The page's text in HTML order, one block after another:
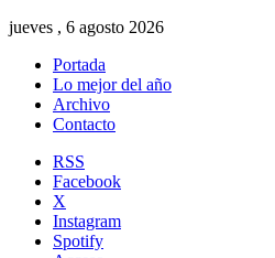
jueves , 6 agosto 2026
Portada
Lo mejor del año
Archivo
Contacto
RSS
Facebook
X
Instagram
Spotify